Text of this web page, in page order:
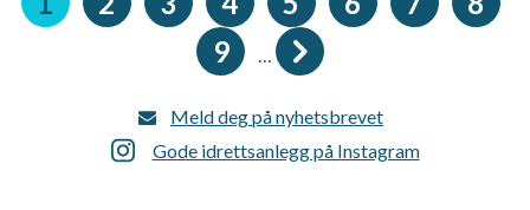
Side
9 …
Meld deg på nyhetsbrevet
Gode idrettsanlegg på Instagram